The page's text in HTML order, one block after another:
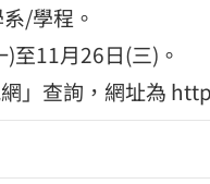
/學程。
至11月26日(三)。
」查詢，網址為